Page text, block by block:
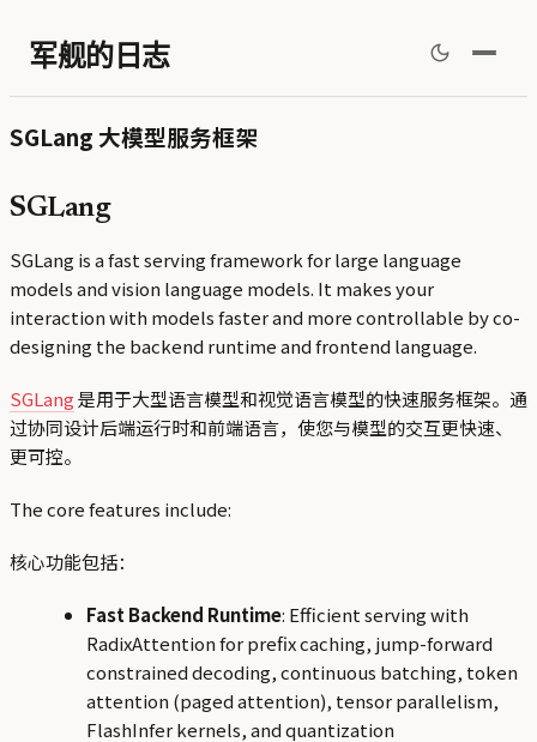
军舰的日志
SGLang 大模型服务框架
SGLang
SGLang is a fast serving framework for large language
models and vision language models. It makes your
interaction with models faster and more controllable by co-
designing the backend runtime and frontend language.
SGLang是用于大型语言模型和视觉语言模型的快速服务框架。通
过协同设计后端运行时和前端语言，使您与模型的交互更快速、
更可控。
The core features include:
核心功能包括：
Fast Backend Runtime: Efficient serving with
RadixAttention for prefix caching, jump-forward
constrained decoding, continuous batching, token
attention (paged attention), tensor parallelism,
FlashInfer kernels, and quantization